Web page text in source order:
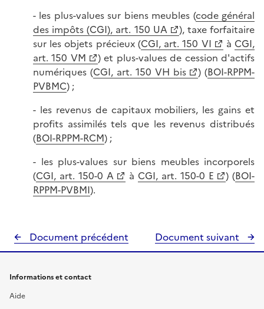
- les plus-values sur biens meubles (code général
des impôts (CGI), art. 150 UA
), taxe forfaitaire
sur les objets précieux (CGI, art. 150 VI à CGI,
art. 150 VM
) et plus-values de cession d'actifs
numériques (CGI, art. 150 VH bis ) (BOI-RPPM-
PVBMC) ;
- les revenus de capitaux mobiliers, les gains et
profits assimilés tels que les revenus distribués
(BOI-RPPM-RCM) ;
- les plus-values sur biens meubles incorporels
(CGI, art. 150-0 A à CGI, art. 150-0 E ) (BOI-
RPPM-PVBMI).
Document précédent Document suivant
Informations et contact
Aide